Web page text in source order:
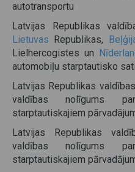
autotransportu
Latvijas Republikas
Lietuvas Republikas,
Lielhercogistes un
automobiļu starptautisko
Latvijas Republikas
valdības nolīgums
starptautiskajiem
Latvijas Republikas
valdības nolīgums
starptautiskajiem